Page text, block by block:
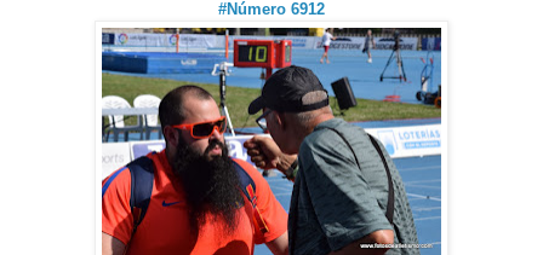
#Número 6912